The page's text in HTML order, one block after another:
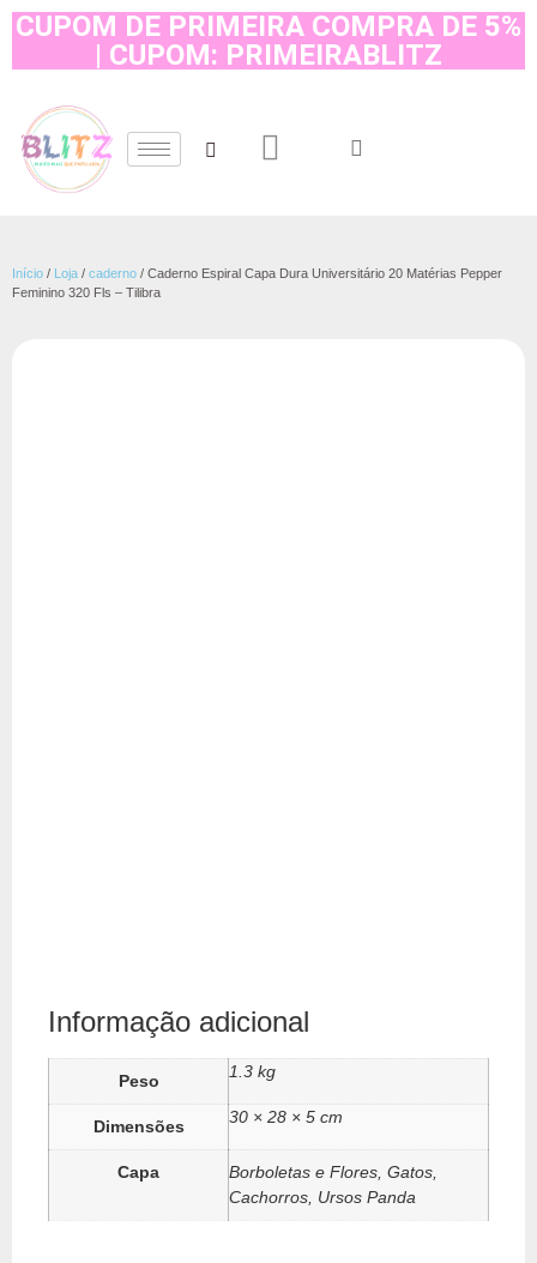
CUPOM DE PRIMEIRA COMPRA DE 5%
| CUPOM: PRIMEIRABLITZ
Início / Loja / caderno / Caderno Espiral Capa Dura Universitário 20 Matérias Pepper
Feminino 320 Fls – Tilibra
Informação adicional
Peso 1.3 kg
Dimensões 30 × 28 × 5 cm
Capa
Borboletas e Flores, Gatos,
Cachorros, Ursos Panda